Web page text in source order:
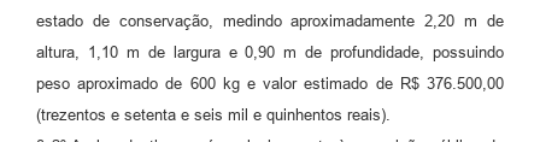
estado de conservação, medindo aproximadamente 2,20 m de
altura, 1,10 m de largura e 0,90 m de profundidade, possuindo
peso aproximado de 600 kg e valor estimado de R$ 376.500,00
(trezentos e setenta e seis mil e quinhentos reais).